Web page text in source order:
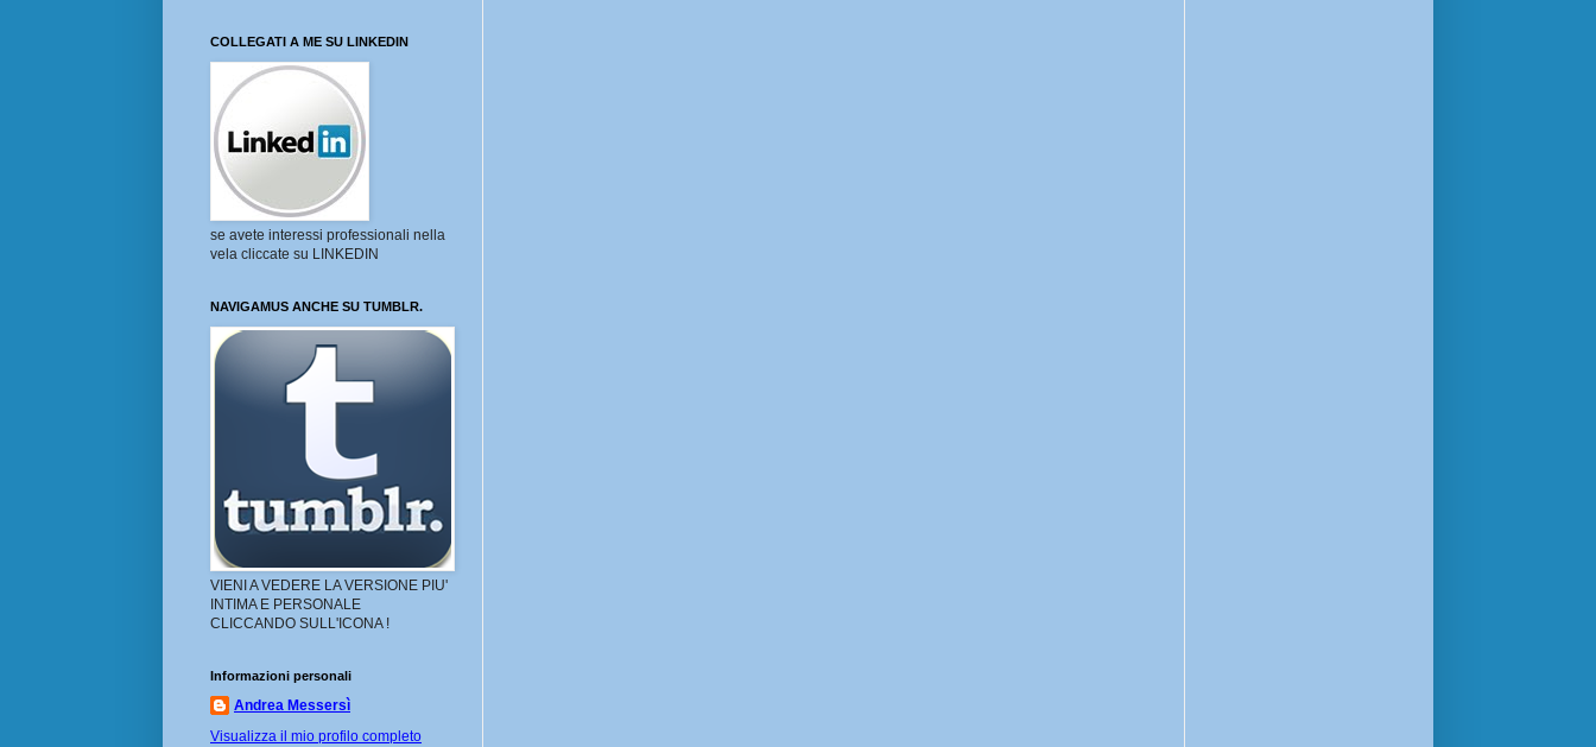
COLLEGATI A ME SU LINKEDIN
se avete interessi professionali nella
vela cliccate su LINKEDIN
NAVIGAMUS ANCHE SU TUMBLR.
VIENI A VEDERE LA VERSIONE PIU'
INTIMA E PERSONALE
CLICCANDO SULL'ICONA !
Informazioni personali
Andrea Messersì
Visualizza il mio profilo completo